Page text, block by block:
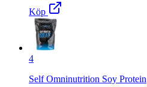
Köp
4
Self Omninutrition Soy Protein